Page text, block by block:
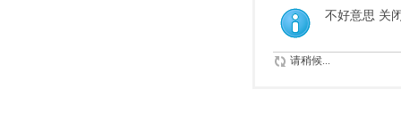
不好意思 关
请稍候...